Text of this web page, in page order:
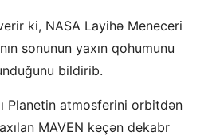
ki, NASA Layihə Meneceri
sonunun yaxın qohumunu
bildirib.
Planetin atmosferini orbitdən
MAVEN keçən dekabr